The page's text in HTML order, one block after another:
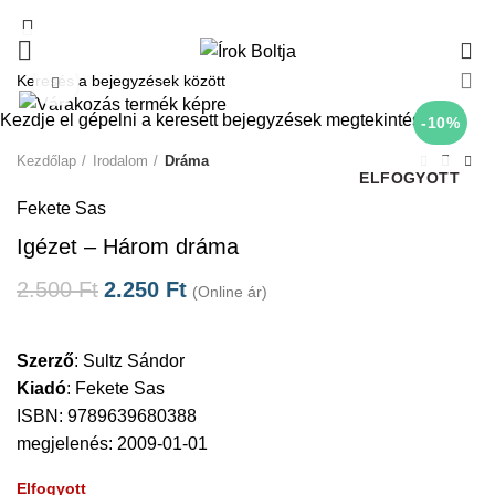
-10%
ELFOGYOTT
Click to enlarge
Kezdőlap Irodalom Dráma
Fekete Sas
Igézet – Három dráma
2.500Ft 2.250 Ft (Online ár)
Szerző: Sultz Sándor
Kiadó: Fekete Sas
ISBN: 9789639680388
megjelenés: 2009-01-01
Elfogyott
Kezdje el gépelni a keresett bejegyzések megtekintéséhez.